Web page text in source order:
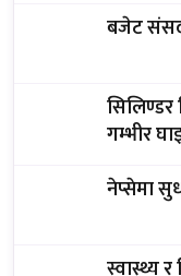
बजेट
गम्भीर
नेप्सेमा
स्वास्थ्य